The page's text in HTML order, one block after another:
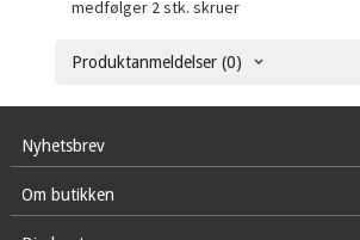
medfølger 2 stk. skruer
Produktanmeldelser (0)
Nyhetsbrev
Om butikken